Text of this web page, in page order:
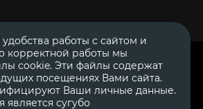
Авто» — автосалон. Все права защищены.
на то, что данный Интернет-сайт
работы с сайтом и
корректной работы мы
cookie. Эти файлы содержат
посещениях Вами сайта.
Ваши личные данные.
сугубо